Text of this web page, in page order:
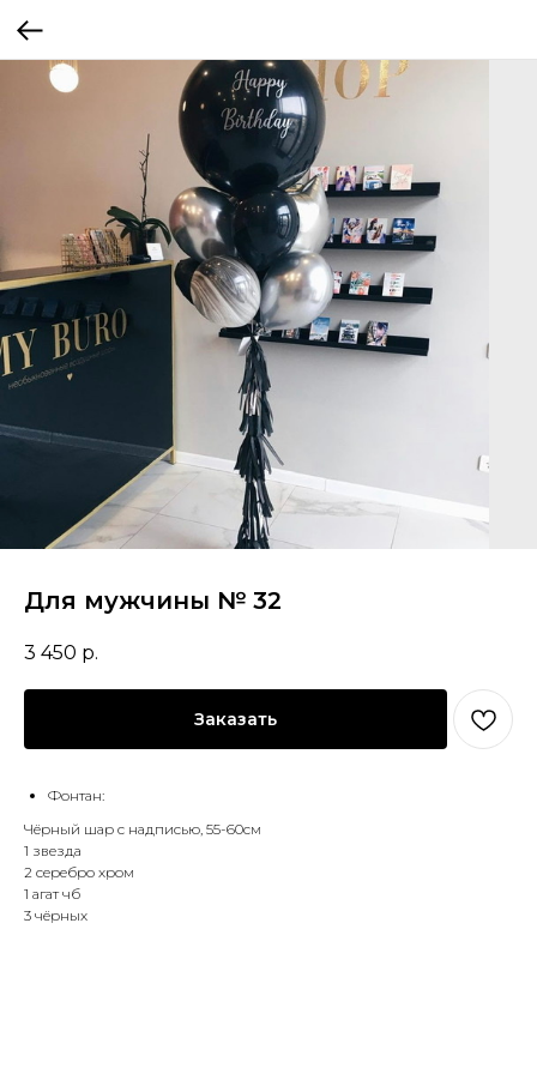
Для мужчины № 32
3 450 р.
Заказать
Фонтан:
Чёрный шар с надписью, 55-60см
1 звезда
2 серебро хром
1 агат чб
3 чёрных